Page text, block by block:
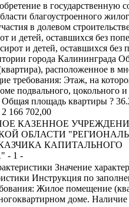
в государственную
благоустроенного
в долевом
и детей, оставшихся без
и детей, оставшихся без
города Калининграда
расположенное в
требования: Этаж, на
подвального, цокольного
площадь квартиры ?
166 702,00
КАЗЕННОЕ
ОБЛАСТИ
КАПИТАЛЬНОГО
- 1 -
входная дверь, в рабочем состоянии, с установленными наличниками, дверным замком, дверными ручками, дверным звонком, с номером квартиры Наличие Значение характеристики не может изменяться участником закупки Общие требования: Установленные межкомнатные двери с фурнитурой и с установленными наличниками Наличие Значение характеристики не может изменяться участником закупки Общие требования: Скрытая электрическая разводка Наличие Значение характеристики не может изменяться участником закупки Общие требования: Установленные и подключённые: - розетки; - выключатели; - патроны для источников света с установленными источниками света; - электрические автоматы Наличие Значение характеристики не может изменяться участником закупки Общие требования: Система отопления - автономная газовая система отопления и установленный, подключенный к системам газоснабжения и водоснабжения газовый котёл Участник закупки указывает в заявке только одно значение характеристики - общедомовая автономная газовая система отопления - центральное отопление Общие требования: Установленные и подключенные к системе отопления радиаторы Наличие Значение характеристики не может изменяться участником закупки Общие требования: Оштукатуренные и отшпаклеванные стены Наличие Значение характеристики не может изменяться участником закупки Общие требования: Горячее, холодное водоснабжение и система водоотведения Наличие Значение характеристики не может изменяться участником закупки Общие требования: Опломбированные и поставленные на учет в управляющую компанию индивидуальные приборы учета, срок поверки индивидуальных приборов учета не истек Наличие Значение характеристики не может изменяться участником закупки Общие требования: Наружные стены, внутренние перегородки, потолки, напольные покрытия, оконные блоки, входная дверь, межкомнатные двери не имеют дефектов, повреждений, загрязнений Наличие Значение характеристики не может изменяться участником закупки Общие требования: Оборудование для приготовления пищи, сантехническое оборудование, индивидуальные приборы учета не имеют дефектов, повреждений, загрязнений и находятся в исправном рабочем состоянии Наличие Значение характеристики не может изменяться участником закупки Общие требования: Высота помещений ? 2.5 Метр Значение характеристики не может изменяться участником закупки Общие требования: Установленные остекленные оконные блоки с подоконной доской, исправной оконной фурнитурой, окрашенными откосами, отливами Наличие Значение характеристики не может изменяться участником закупки Кухня: Поверхность стен выровнена Наличие Значение характеристики не может изменяться участником закупки Кухня: Поверхность стен окрашена Участник закупки указывает в заявке одно или несколько значений характеристики покрыта декоративной штукатуркой выложена плиткой оклеена обоями Кухня: Поверхность потолков кухни выровнена Наличие Значение характеристики не может изменяться участником закупки Кухня: Поверхность потолков кухни окрашена Участник закупки указывает в заявке только одно значение характеристики подвесные потолочные конструкции установлены натяжные системы Кухня: количество конфорок для приготовления пищи ? 4 Штука Значение характеристики не может изменяться участником закупки Кухня: Поверхность пола выровнена Наличие Значение характеристики не может изменяться участником закупки Кухня: Поверхность пола имеет напольное покрытие линолеум Участник закупки указывает в заявке одно или несколько значений характеристики ламинат напольная плитка пробковое покрытие Кухня: Покрытие пола закреплено по всему периметру плинтусами Наличие Значение характеристики не может изменяться участником закупки Кухня: Установлена и подключена раковина со смесителем с разводкой системы горячего и холодного водоснабжения Наличие Значение характеристики не может изменяться участником закупки Кухня: Установлена тумба под раковину Наличие Значение характеристики не может изменяться участником закупки Кухня: Зона расположения раковины выложена керамической плиткой Наличие Значение характеристики не может изменяться участником закупки Кухня: Оборудование для приготовления пищи установлена и подключена газовая плита с духовым шкафом Участник закупки указывает в заявке только одно значение характеристики установлена и подключена электрическая плита с духовым шкафом установлены и подключены варочная панель и духовой шкаф Кухня: установлена вентиляционная решетка Наличие Значение